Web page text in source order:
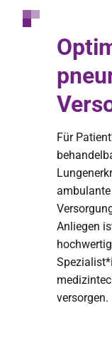
Für
Anliegen
versorgen.